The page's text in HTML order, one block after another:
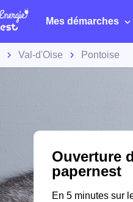
Mes démarches
Val-d'Oise Pontoise